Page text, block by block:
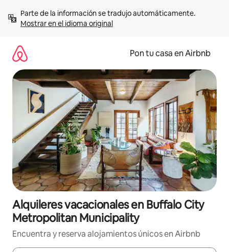
contenidoMostrar en el idioma original
Pon tu casa en Airbnb
Alquileres vacacionales en Buffalo City
Metropolitan Municipality
Encuentra y reserva alojamientos únicos en Airbnb